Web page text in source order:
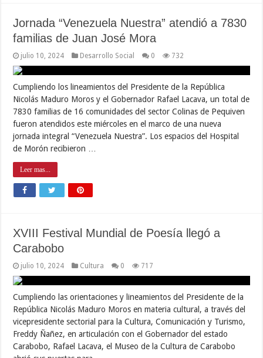
Jornada “Venezuela Nuestra” atendió a 7830
familias de Juan José Mora
julio 10, 2024 Desarrollo Social 0 732
Cumpliendo los lineamientos del Presidente de la República
Nicolás Maduro Moros y el Gobernador Rafael Lacava, un total de
7830 familias de 16 comunidades del sector Colinas de Pequiven
fueron atendidos este miércoles en el marco de una nueva
jornada integral “Venezuela Nuestra”. Los espacios del Hospital
de Morón recibieron …
Leer mas...
XVIII Festival Mundial de Poesía llegó a
Carabobo
julio 10, 2024 Cultura 0 717
Cumpliendo las orientaciones y lineamientos del Presidente de la
República Nicolás Maduro Moros en materia cultural, a través del
vicepresidente sectorial para la Cultura, Comunicación y Turismo,
Freddy Ñañez, en articulación con el Gobernador del estado
Carabobo, Rafael Lacava, el Museo de la Cultura de Carabobo